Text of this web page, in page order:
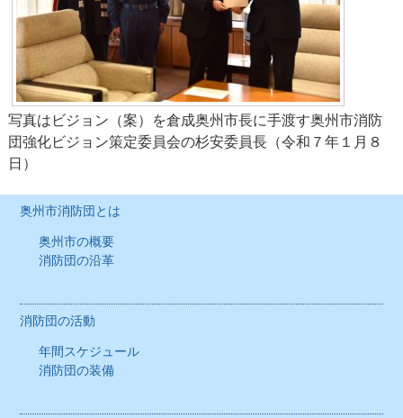
活動紹介
消防団員募集
消防団Q&A
消防団に入るには
消防団協力事業所一覧
消防団応援の店（消防団プレミアム事業）
写真はビジョン（案）を倉成奥州市長に手渡す奥州市消防
団強化ビジョン策定委員会の杉安委員長（令和７年１月８
日）
奥州市消防団とは
奥州市の概要
消防団の沿革
消防団の活動
年間スケジュール
消防団の装備